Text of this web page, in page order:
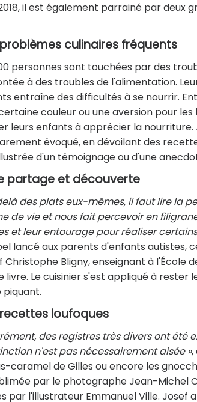
il est également parrainé par deux
culinaires fréquents
personnes sont touchées par des
à des troubles de l'alimentation.
entraîne des difficultés à se nourrir.
couleur ou une aversion pour
leurs enfants à apprécier la nourriture.
évoqué, en dévoilant des
d'un témoignage ou d'une
partage et découverte
des plats eux-mêmes, il faut lire la
de vie et nous fait percevoir en
et leur entourage pour réaliser
lancé aux parents d'enfants autistes,
Christophe Bligny, enseignant à l'École
livre. Le cuisinier s'est appliqué à
piquant.
loufoques
des registres très divers ont été
n'est pas nécessairement aisée »,
caramel de Gilles ou encore les
par le photographe Jean-Michel
par l'illustrateur Emmanuel Ville. Josef